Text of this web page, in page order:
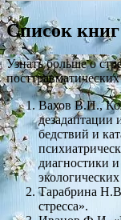
Список книг
Узнать больше о
Вахов В.П.,
дезадаптации
бедствий и
диагностики
Тарабрина
стресса».